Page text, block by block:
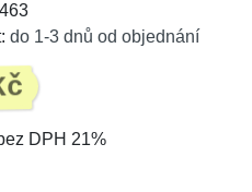
do 1-3 dnů od objednání
DPH 21%